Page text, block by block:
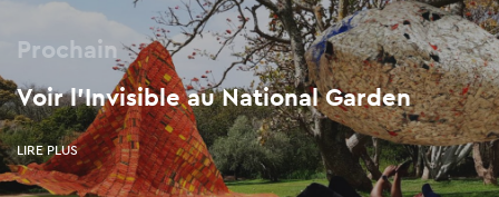
Prochain
Voir l'Invisible au National Garden
LIRE PLUS